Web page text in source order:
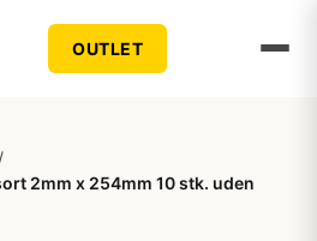
OUTLET
/
2mm x 254mm 10 stk. uden